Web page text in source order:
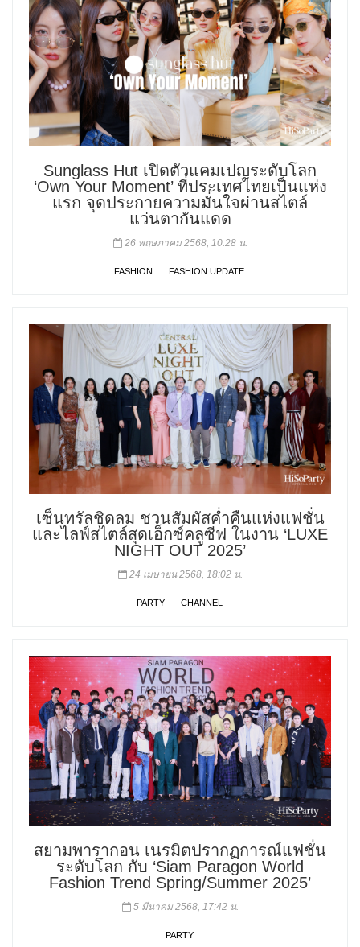
Sunglass Hut เปิดตัวแคมเปญระดับโลก
‘Own Your Moment’ ที่ประเทศไทยเป็นแห่ง
แรก จุดประกายความมั่นใจผ่านสไตล์
แว่นตากันแดด
26 พฤษภาคม 2568, 10:28 น.
FASHION FASHION UPDATE
เซ็นทรัลชิดลม ชวนสัมผัสค่ำคืนแห่งแฟชั่น
และไลฟ์สไตล์สุดเอ็กซ์คลูซีฟ ในงาน ‘LUXE
NIGHT OUT 2025’
24 เมษายน 2568, 18:02 น.
PARTY CHANNEL
สยามพารากอน เนรมิตปรากฏการณ์แฟชั่น
ระดับโลก กับ ‘Siam Paragon World
Fashion Trend Spring/Summer 2025’
5 มีนาคม 2568, 17:42 น.
PARTY